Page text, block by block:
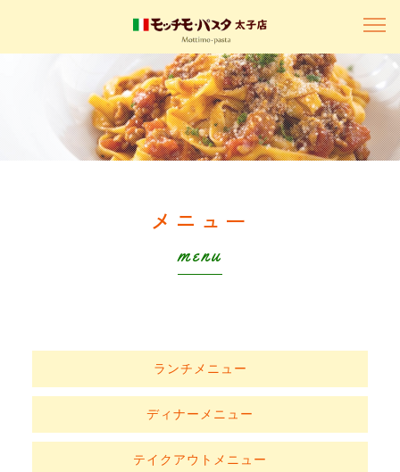
メニュー
menu
ランチメニュー
ディナーメニュー
テイクアウトメニュー